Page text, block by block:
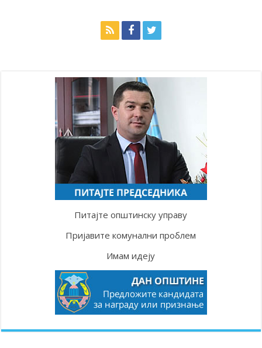
Питајте општинску управу
Пријавите комунални проблем
Имам идеју